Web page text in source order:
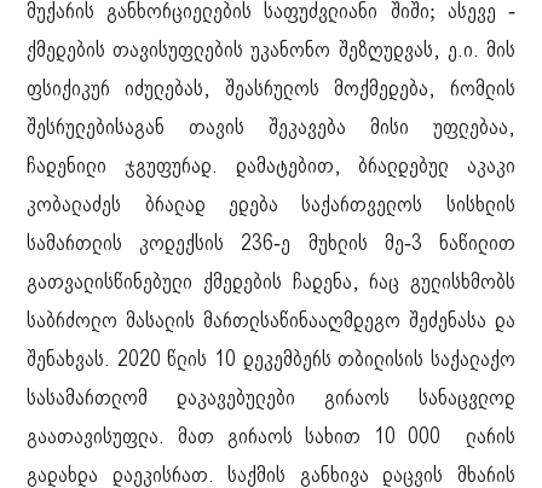
მუქარის განხორციელების საფუძვლიანი შიში; ასევე -
ქმედების თავისუფლების უკანონო შეზღუდვას, ე.ი. მის
ფსიქიკურ იძულებას, შეასრულოს მოქმედება, რომლის
შესრულებისაგან თავის შეკავება მისი უფლებაა,
ჩადენილი ჯგუფურად. დამატებით, ბრალდებულ აკაკი
კობალაძეს ბრალად ედება საქართველოს სისხლის
სამართლის კოდექსის 236-ე მუხლის მე-3 ნაწილით
გათვალისწინებული ქმედების ჩადენა, რაც გულისხმობს
საბრძოლო მასალის მართლსაწინააღმდეგო შეძენასა და
შენახვას. 2020 წლის 10 დეკემბერს თბილისის საქალაქო
სასამართლომ დაკავებულები გირაოს სანაცვლოდ
გაათავისუფლა. მათ გირაოს სახით 10 000 ლარის
გადახდა დაეკისრათ. საქმის განხივა დაცვის მხარის